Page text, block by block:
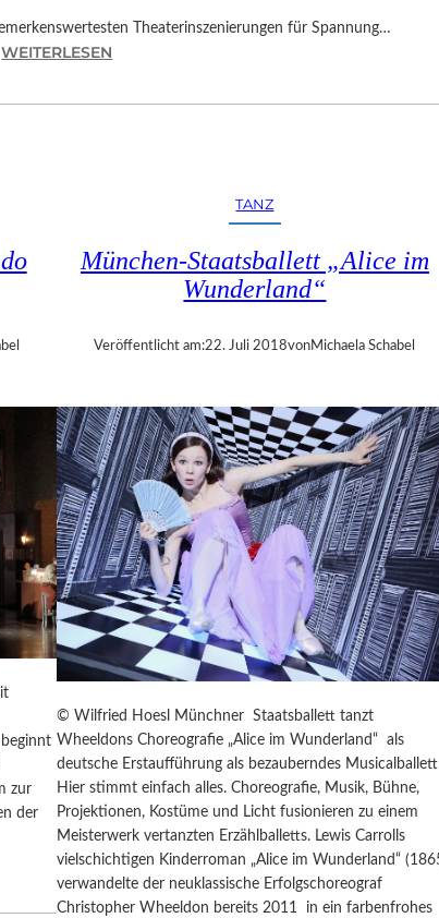
Theaterinszenierungen für Spannung…
WEITERLESEN
E
6
T
A
T
E
R
T
R
E
F
F
E
“
E
R
B
E
R
L
I
N
beginnt
zur
der
TANZ
München-Staatsballett „Alice im
Wunderland“
Veröffentlicht am:22. Juli 2018vonMichaela Schabel
© Wilfried Hoesl Münchner Staatsballett tanzt
Wheeldons Choreografie „Alice im Wunderland“ als
deutsche Erstaufführung als bezauberndes Musicalballett
Hier stimmt einfach alles. Choreografie, Musik, Bühne,
Projektionen, Kostüme und Licht fusionieren zu einem
Meisterwerk vertanzten Erzählballetts. Lewis Carrolls
vielschichtigen Kinderroman „Alice im Wunderland“
verwandelte der neuklassische Erfolgschoreograf
Christopher Wheeldon bereits 2011 in ein farbenfrohes